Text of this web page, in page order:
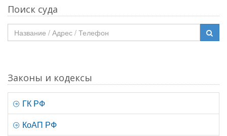
Поиск суда
Законы и кодексы
ГК РФ
КоАП РФ